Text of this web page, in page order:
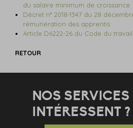
du salaire minimum de croissance
Décret n° 2018-1347 du 28
rémunération des apprentis
Article D6222-26 du Code du travail
RETOUR
NOS
INTÉRESSENT ?